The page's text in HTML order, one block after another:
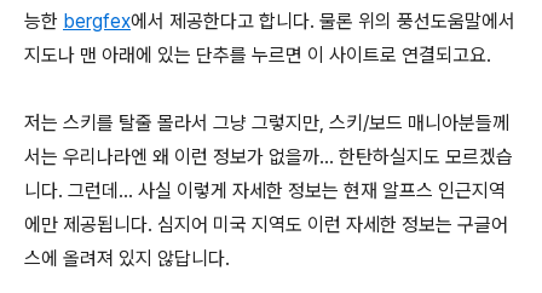
능한 bergfex에서 제공한다고 합니다. 물론 위의 풍선도움말에서
지도나 맨 아래에 있는 단추를 누르면 이 사이트로 연결되고요.
저는 스키를 탈줄 몰라서 그냥 그렇지만, 스키/보드 매니아분들께
서는 우리나라엔 왜 이런 정보가 없을까... 한탄하실지도 모르겠습
니다. 그런데... 사실 이렇게 자세한 정보는 현재 알프스 인근지역
에만 제공됩니다. 심지어 미국 지역도 이런 자세한 정보는 구글어
스에 올려져 있지 않답니다.